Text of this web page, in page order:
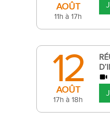
AOÛT
11h à 17h
12
AOÛT
17h à 18h